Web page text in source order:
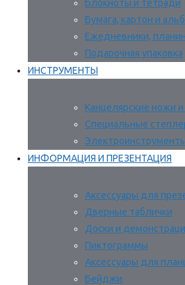
Блокноты и тетради
Бумага, картон и
Ежедневники,
Подарочная упаковка
ИНСТРУМЕНТЫ
Канцелярские ножи
Специальные
ИНФОРМАЦИЯ И ПРЕЗЕНТАЦИЯ
Аксессуары для
Дверные таблички
Доски и
Пиктограммы
Аксессуары для
Бейджи